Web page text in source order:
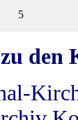
5
den